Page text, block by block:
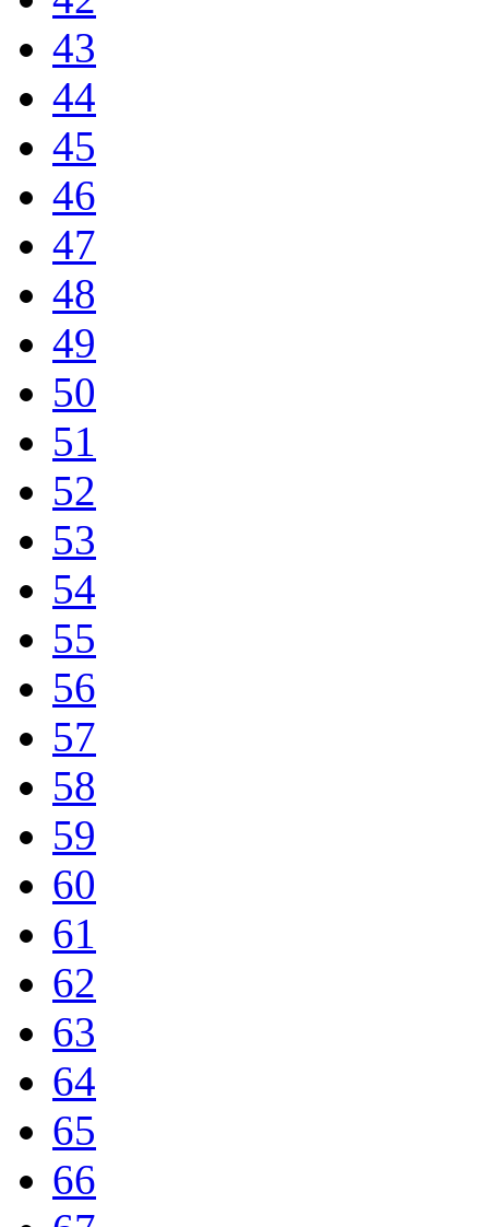
43
44
45
46
47
48
49
50
51
52
53
54
55
56
57
58
59
60
61
62
63
64
65
66